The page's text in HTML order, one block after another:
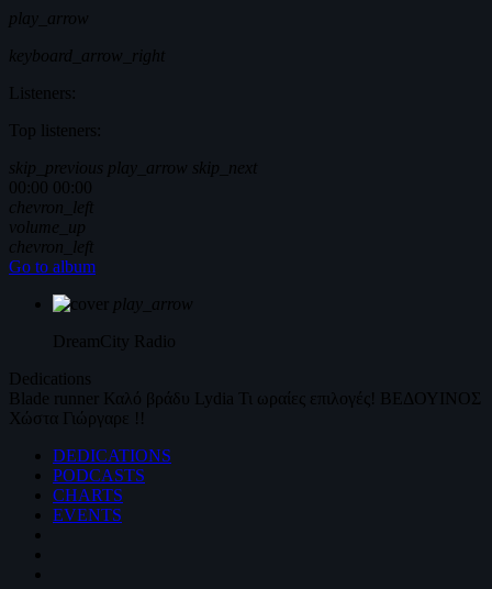
play_arrow
keyboard_arrow_right
Listeners:
Top listeners:
skip_previous play_arrow skip_next
00:00 00:00
chevron_left
volume_up
chevron_left
Go to album
play_arrow
DreamCity Radio
Dedications
Blade runner Καλό βράδυ Lydia Τι ωραίες επιλογές! ΒΕΔΟΥΙΝΟΣ
Χώστα Γιώργαρε !!
DEDICATIONS
PODCASTS
CHARTS
EVENTS